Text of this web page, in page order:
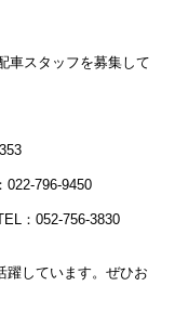
車スタッフを募集して
796-9450
：052-756-3830
躍しています。ぜひお